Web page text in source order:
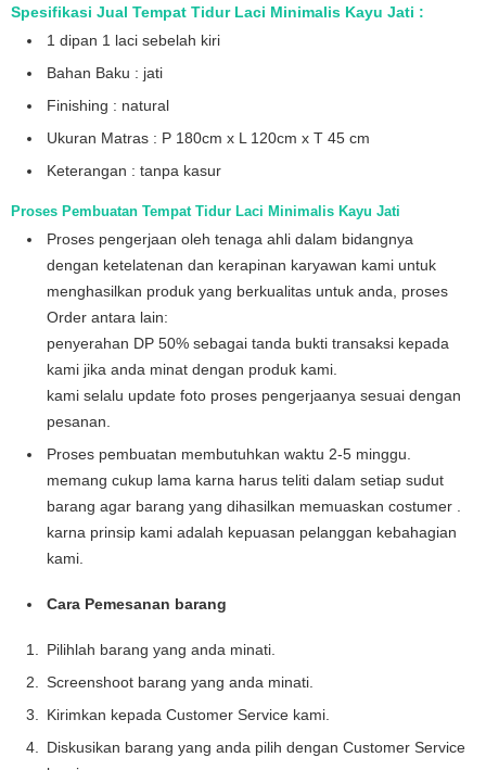
Spesifikasi Jual Tempat Tidur Laci Minimalis Kayu Jati :
1 dipan 1 laci sebelah kiri
Bahan Baku : jati
Finishing : natural
Ukuran Matras : P 180cm x L 120cm x T 45 cm
Keterangan : tanpa kasur
Proses Pembuatan Tempat Tidur Laci Minimalis Kayu Jati
Proses pengerjaan oleh tenaga ahli dalam bidangnya
dengan ketelatenan dan kerapinan karyawan kami untuk
menghasilkan produk yang berkualitas untuk anda, proses
Order antara lain:
penyerahan DP 50% sebagai tanda bukti transaksi kepada
kami jika anda minat dengan produk kami.
kami selalu update foto proses pengerjaanya sesuai dengan
pesanan.
Proses pembuatan membutuhkan waktu 2-5 minggu.
memang cukup lama karna harus teliti dalam setiap sudut
barang agar barang yang dihasilkan memuaskan costumer .
karna prinsip kami adalah kepuasan pelanggan kebahagian
kami.
Cara Pemesanan barang
Pilihlah barang yang anda minati.
Screenshoot barang yang anda minati.
Kirimkan kepada Customer Service kami.
Diskusikan barang yang anda pilih dengan Customer Service